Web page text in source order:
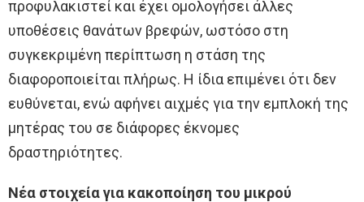
προφυλακιστεί και έχει ομολογήσει άλλες
υποθέσεις θανάτων βρεφών, ωστόσο στη
συγκεκριμένη περίπτωση η στάση της
διαφοροποιείται πλήρως. Η ίδια επιμένει ότι δεν
ευθύνεται, ενώ αφήνει αιχμές για την εμπλοκή της
μητέρας του σε διάφορες έκνομες
δραστηριότητες.
Νέα στοιχεία για κακοποίηση του μικρού